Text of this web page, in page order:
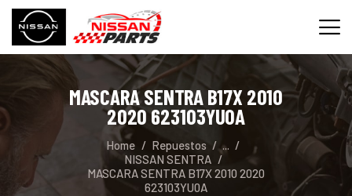
MASCARA SENTRA B17X 2010
2020 623103YU0A
Home Repuestos
...
NISSAN SENTRA
MASCARA SENTRA B17X 2010 2020
623103YU0A
INICIO
SERVICIOS
REPUESTOS
CONTACTO